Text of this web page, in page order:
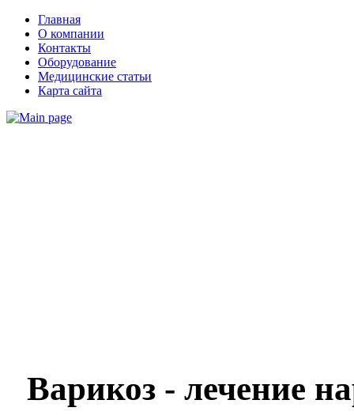
Главная
О компании
Контакты
Оборудование
Медицинские статьи
Карта сайта
Варикоз - лечение